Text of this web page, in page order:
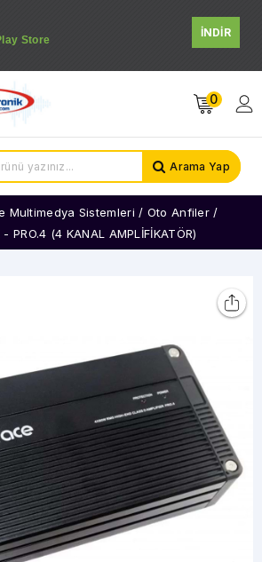
Store
İNDİR
0
Arama Yap
Multimedya Sistemleri / Oto Anfiler /
- PRO.4 (4 KANAL AMPLİFİKATÖR)